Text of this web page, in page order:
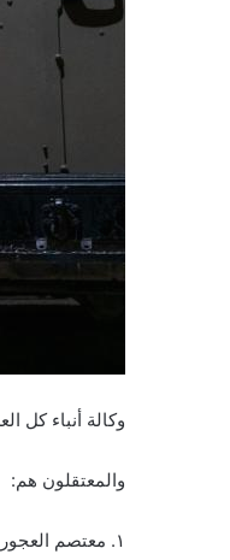
وكالة أنباء كل العرب:
والمعتقلون هم:
١. معتصم العجوري- بيت لحم